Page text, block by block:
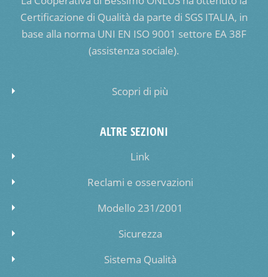
Certificazione di Qualità da parte di SGS ITALIA, in
base alla norma UNI EN ISO 9001 settore EA 38F
(assistenza sociale).
Scopri di più
ALTRE SEZIONI
Link
Reclami e osservazioni
Modello 231/2001
Sicurezza
Sistema Qualità